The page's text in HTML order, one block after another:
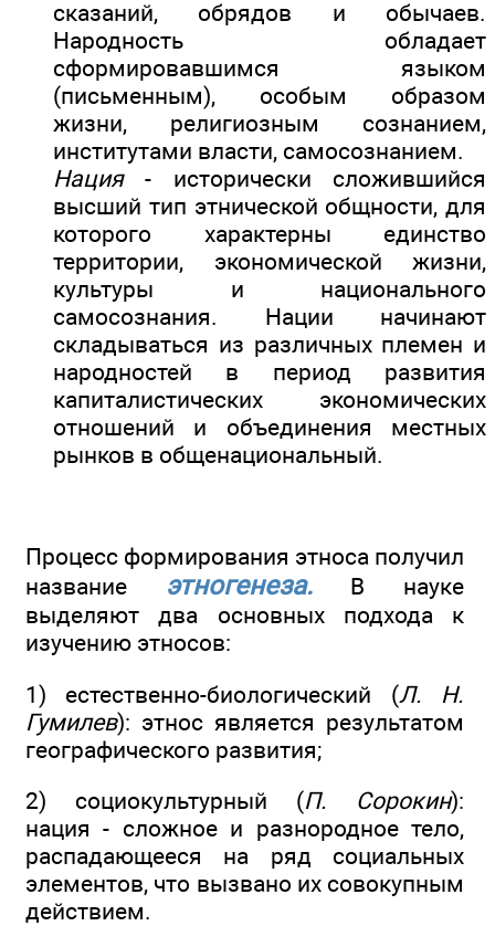
сказаний, обрядов и обычаев.
Народность обладает
сформировавшимся языком
(письменным), особым образом
жизни, религиозным сознанием,
институтами власти, самосознанием.
Нация- исторически сложившийся
высший тип этнической общности, для
которого характерны единство
территории, экономической жизни,
культуры и национального
самосознания. Нации начинают
складываться из различных племен и
народностей в период развития
капиталистических экономических
отношений и объединения местных
рынков в общенациональный.
Процесс формирования этноса получил
название этногенеза.В науке
выделяют два основных подхода к
изучению этносов:
1) естественно-биологический (Л. H.
Гумилев): этнос является результатом
географического развития;
2) социокультурный (П. Сорокин):
нация - сложное и разнородное тело,
распадающееся на ряд социальных
элементов, что вызвано их совокупным
действием.